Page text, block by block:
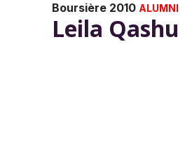
Boursière 2010 ALUMNI
Leila Qashu